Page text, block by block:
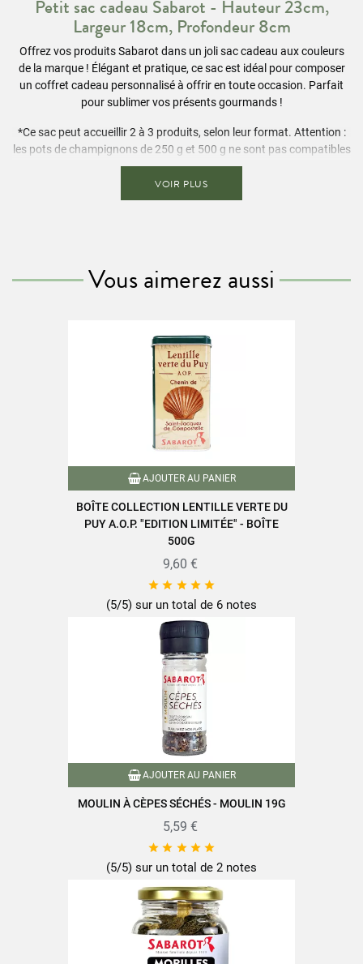
Petit sac cadeau Sabarot - Hauteur 23cm,
Largeur 18cm, Profondeur 8cm
Offrez vos produits Sabarot dans un joli sac cadeau aux couleurs
de la marque ! Élégant et pratique, ce sac est idéal pour composer
un coffret cadeau personnalisé à offrir en toute occasion. Parfait
pour sublimer vos présents gourmands !
*Ce sac peut accueillir 2 à 3 produits, selon leur format. Attention :
les pots de champignons de 250 g et 500 g ne sont pas compatibles
avec ce modèle.
recettes/recettes/
Fiche technique
Caractéristiques produit
Référence EM01763
VOIR PLUS
Vous aimerez aussi
AJOUTER AU PANIER
BOÎTE COLLECTION LENTILLE VERTE DU
PUY A.O.P. "EDITION LIMITÉE" - BOÎTE
500G
9,60 €
    
(5/5) sur un total de 6 notes
AJOUTER AU PANIER
MOULIN À CÈPES SÉCHÉS - MOULIN 19G
5,59 €
    
(5/5) sur un total de 2 notes